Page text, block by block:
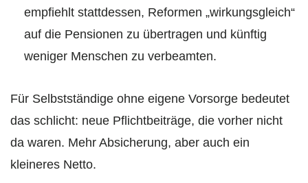
empfiehlt stattdessen, Reformen „wirkungsgleich“
auf die Pensionen zu übertragen und künftig
weniger Menschen zu verbeamten.
Für Selbstständige ohne eigene Vorsorge bedeutet
das schlicht: neue Pflichtbeiträge, die vorher nicht
da waren. Mehr Absicherung, aber auch ein
kleineres Netto.